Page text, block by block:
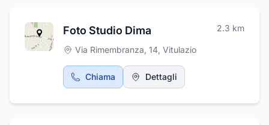
Foto Studio Dima 2.3 km
Via Rimembranza, 14, Vitulazio
Chiama Dettagli